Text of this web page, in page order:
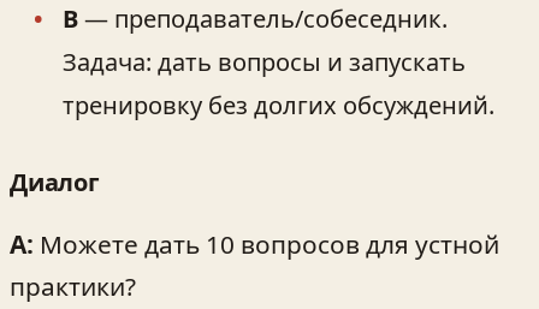
B— преподаватель/собеседник.
Задача: дать вопросы и запускать
тренировку без долгих обсуждений.
Диалог
A: Можете дать 10 вопросов для устной
практики?